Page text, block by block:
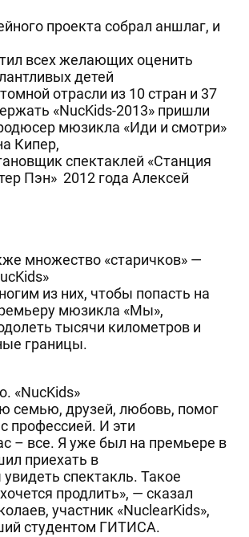
проекта собрал аншлаг, и
всех желающих оценить
детей
отрасли из 10 стран и 37
«NucKids-2013» пришли
мюзикла «Иди и смотри»
Кипер,
спектаклей «Станция
Пэн» 2012 года Алексей
множество «старичков» —
из них, чтобы попасть на
мюзикла «Мы»,
тысячи километров и
границы.
«NucKids»
семью, друзей, любовь, помог
профессией. И эти
– все. Я уже был на премьере в
приехать в
спектакль. Такое
продлить», — сказал
участник «NuclearKids»,
студентом ГИТИСА.